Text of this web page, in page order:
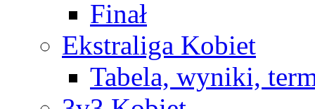
Finał
Ekstraliga Kobiet
Tabela, wyniki,